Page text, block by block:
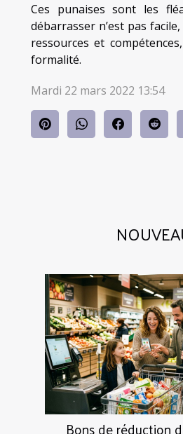
Bons de réduction
Ces punaises sont les
débarrasser n’est pas
ressources et
formalité.
Mardi 22 mars 2022 13:54